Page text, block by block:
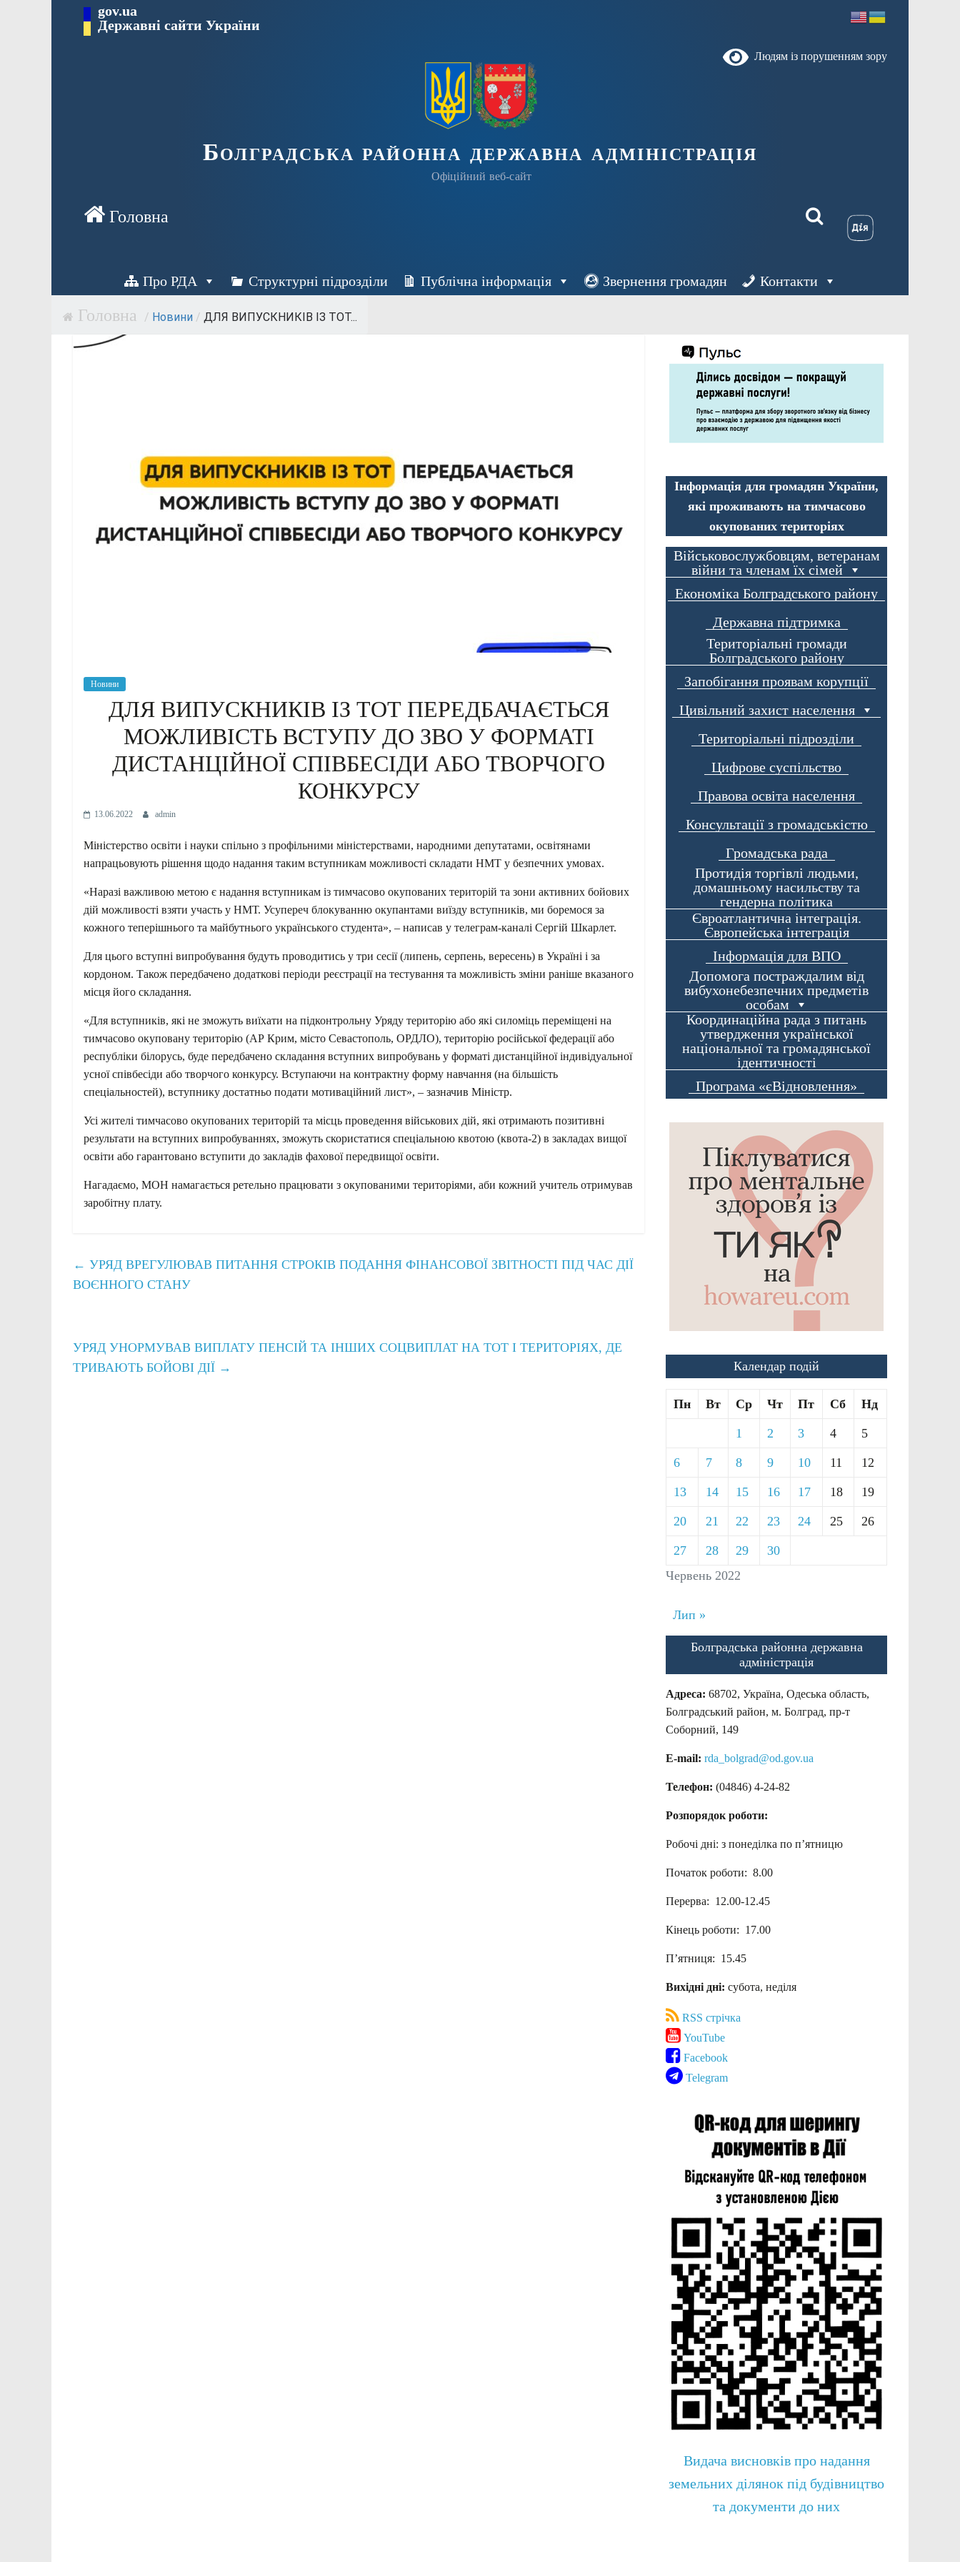
Перейти gov.ua
Державні сайти України
Людям із порушенням зору
Болградська районна державна адміністрація
Офіційний веб-сайт
Про РДА Структурні підрозділи Публічна інформація Звернення громадян Контакти
/ Новини / ДЛЯ ВИПУСКНИКІВ ІЗ ТОТ...
Новини
ДЛЯ ВИПУСКНИКІВ ІЗ ТОТ ПЕРЕДБАЧАЄТЬСЯ
МОЖЛИВІСТЬ ВСТУПУ ДО ЗВО У ФОРМАТІ
ДИСТАНЦІЙНОЇ СПІВБЕСІДИ АБО ТВОРЧОГО
КОНКУРСУ
13.06.2022 admin
Міністерство освіти і науки спільно з профільними міністерствами, народними депутатами, освітянами
напрацьовують рішення щодо надання таким вступникам можливості складати НМТ у безпечних умовах.
«Наразі важливою метою є надання вступникам із тимчасово окупованих територій та зони активних бойових
дій можливості взяти участь у НМТ. Усупереч блокуванню окупантами виїзду вступників, ми боремося за
кожного теперішнього та майбутнього українського студента», – написав у телеграм-каналі Сергій Шкарлет.
Для цього вступні випробування будуть проводитись у три сесії (липень, серпень, вересень) в Україні і за
кордоном. Також передбачено додаткові періоди реєстрації на тестування та можливість зміни раніше вказаного
місця його складання.
«Для вступників, які не зможуть виїхати на підконтрольну Уряду територію або які силоміць переміщені на
тимчасово окуповану територію (АР Крим, місто Севастополь, ОРДЛО), територію російської федерації або
республіки білорусь, буде передбачено складання вступних випробувань у форматі дистанційної індивідуальної
усної співбесіди або творчого конкурсу. Вступаючи на контрактну форму навчання (на більшість
спеціальностей), вступнику достатньо подати мотиваційний лист», – зазначив Міністр.
Усі жителі тимчасово окупованих територій та місць проведення військових дій, які отримають позитивні
результати на вступних випробуваннях, зможуть скористатися спеціальною квотою (квота-2) в закладах вищої
освіти або гарантовано вступити до закладів фахової передвищої освіти.
Нагадаємо, МОН намагається ретельно працювати з окупованими територіями, аби кожний учитель отримував
заробітну плату.
← УРЯД ВРЕГУЛЮВАВ ПИТАННЯ СТРОКІВ ПОДАННЯ ФІНАНСОВОЇ ЗВІТНОСТІ ПІД ЧАС ДІЇ
ВОЄННОГО СТАНУ
УРЯД УНОРМУВАВ ВИПЛАТУ ПЕНСІЙ ТА ІНШИХ СОЦВИПЛАТ НА ТОТ І ТЕРИТОРІЯХ, ДЕ
ТРИВАЮТЬ БОЙОВІ ДІЇ →
Інформація для громадян України,
які проживають на тимчасово
окупованих територіях
Військовослужбовцям, ветеранам
війни та членам їх сімей
Економіка Болградського району
Державна підтримка
Територіальні громади
Болградського району
Запобігання проявам корупції
Цивільний захист населення
Територіальні підрозділи
Цифрове суспільство
Правова освіта населення
Консультації з громадськістю
Громадська рада
Протидія торгівлі людьми,
домашньому насильству та
гендерна політика
Євроатлантична інтеграція.
Європейська інтеграція
Інформація для ВПО
Допомога постраждалим від
вибухонебезпечних предметів
особам
Координаційна рада з питань
утвердження української
національної та громадянської
ідентичності
Програма «єВідновлення»
Календар подій
Червень 2022
Пн Вт Ср Чт Пт Сб Нд
1 2 3 4 5
6 7 8 9 10 11 12
13 14 15 16 17 18 19
20 21 22 23 24 25 26
27 28 29 30
Лип »
Болградська районна державна
адміністрація
Адреса: 68702, Україна, Одеська область,
Болградський район, м. Болград, пр-т
Соборний, 149
E-mail: rda_bolgrad@od.gov.ua
Телефон: (04846) 4-24-82
Розпорядок роботи:
Робочі дні: з понеділка по п’ятницю
Початок роботи: 8.00
Перерва: 12.00-12.45
Кінець роботи: 17.00
П’ятниця: 15.45
Вихідні дні: субота, неділя
RSS стрічка
YouTube
Facebook
Telegram
Видача висновків про надання
земельних ділянок під будівництво
та документи до них